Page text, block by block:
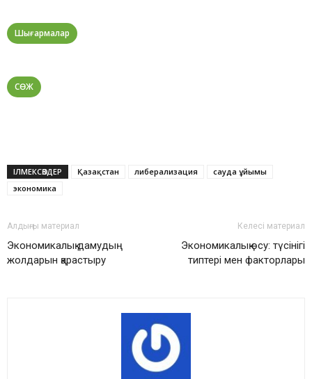
Шығармалар
СӨЖ
ІЛМЕКСӨЗДЕР Қазақстан либерализация
сауда ұйымы
экономика
Алдыңғы материал
Экономикалық дамудың
жолдарын қарастыру
Келесі материал
Экономикалық өсу: түсінігі
типтері мен факторлары